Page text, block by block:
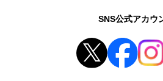
SNS公式アカウ